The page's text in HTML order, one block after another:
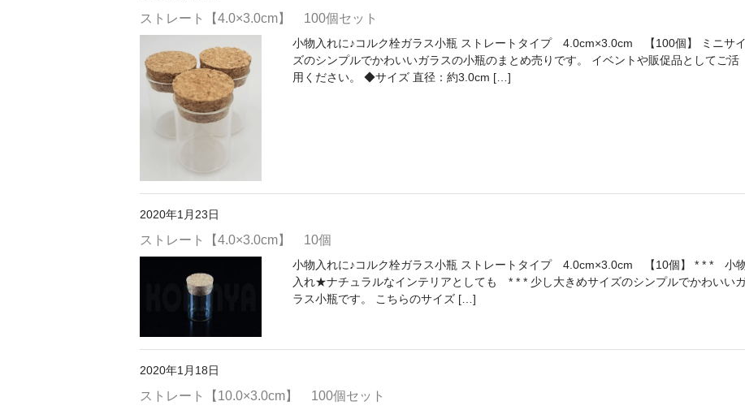
ストレート【4.0×3.0cm】 100個セット
小物入れに♪コルク栓ガラス小瓶 ストレートタイプ 4.0cm×3.0cm 【100個】 ミニサイ
ズのシンプルでかわいいガラスの小瓶のまとめ売りです。 イベントや販促品としてご活
用ください。 ◆サイズ 直径：約3.0cm […]
2020年1月23日
ストレート【4.0×3.0cm】 10個
小物入れに♪コルク栓ガラス小瓶 ストレートタイプ 4.0cm×3.0cm 【10個】 * * * 小
入れ★ナチュラルなインテリアとしても * * * 少し大きめサイズのシンプルでかわいい
ラス小瓶です。 こちらのサイズ […]
2020年1月18日
ストレート【10.0×3.0cm】 100個セット